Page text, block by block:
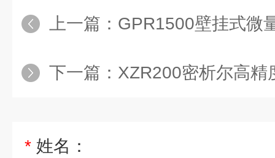
上一篇： GPR1500壁挂式微
下一篇： XZR200密析尔高精度
* 姓名：